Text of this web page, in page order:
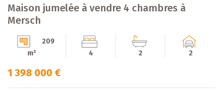
Maison jumelée à vendre 4 chambres à
Mersch
209
m²
4 2 2
1 398 000 €